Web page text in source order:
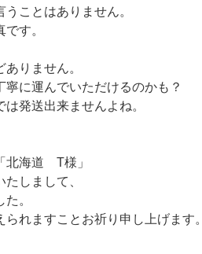
ことはありません。
す。
りません。
に運んでいただけるのかも？
発送出来ませんよね。
北海道 T様」
しまして、
。
れますことお祈り申し上げます。